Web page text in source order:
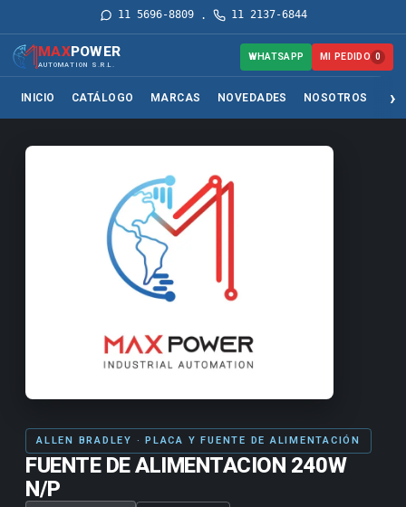
11 5696-8809· 11 2137-6844
MAXPOWER
AUTOMATION S.R.L.
INICIO CATÁLOGO MARCAS NOVEDADES NOSOTROS
WHATSAPP MI PEDIDO 0
ALLEN BRADLEY · PLACA Y FUENTE DE ALIMENTACIÓN
FUENTE DE ALIMENTACION 240W
N/P